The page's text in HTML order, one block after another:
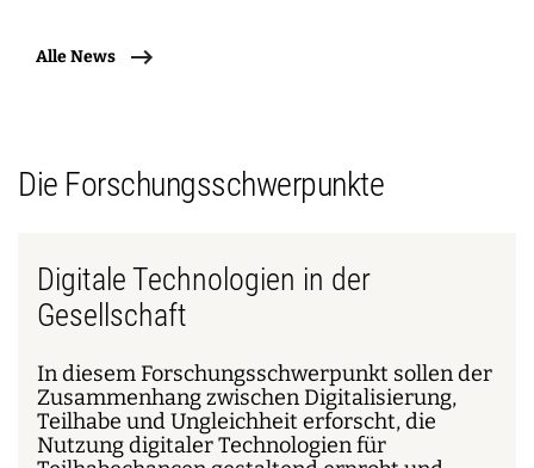
Alle News
Die Forschungsschwerpunkte
Digitale Technologien in der
Gesellschaft
In diesem Forschungsschwerpunkt sollen der
Zusammenhang zwischen Digitalisierung,
Teilhabe und Ungleichheit erforscht, die
Nutzung digitaler Technologien für